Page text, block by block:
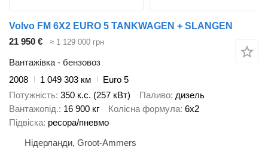
Volvo FM 6X2 EURO 5 TANKWAGEN + SLANGEN
21 950 €
≈ 1 129 000 грн
Вантажівка - бензовоз
2008
1 049 303 км
Euro 5
Потужність 350 к.с. (257 кВт) Паливо дизель
Вантажопід. 16 900 кг Колісна формула 6x2
Підвіска ресора/пневмо
Нідерланди, Groot-Ammers